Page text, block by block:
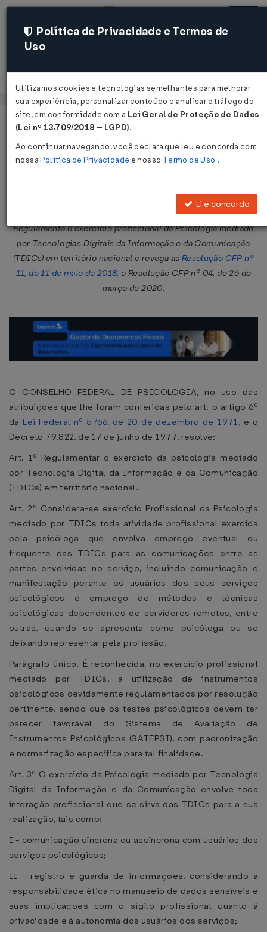
Acessar
Página Inicial Legislações
Resolução CFP Nº 9 DE 18/07/2024
Publicado no DOU em 30 jul 2024
Regulamenta o exercício profissional da Psicologia mediado
por Tecnologias Digitais da Informação e da Comunicação
(TDICs) em território nacional e revoga as Resolução CFP nº
11, de 11 de maio de 2018, e Resolução CFP nº 04, de 26 de
março de 2020.
O CONSELHO FEDERAL DE PSICOLOGIA, no uso das
atribuições que lhe foram conferidas pelo art. o artigo 6º
da Lei Federal nº 5766, de 20 de dezembro de 1971, e o
Decreto 79.822, de 17 de junho de 1977, resolve:
Art. 1º Regulamentar o exercício da psicologia mediado
por Tecnologia Digital da Informação e da Comunicação
(TDICs) em território nacional.
Art. 2º Considera-se exercício Profissional da Psicologia
mediado por TDICs toda atividade profissional exercida
pela psicóloga que envolva emprego eventual ou
frequente das TDICs para as comunicações entre as
partes envolvidas no serviço, incluindo comunicação e
manifestação perante os usuários dos seus serviços
psicológicos e emprego de métodos e técnicas
psicológicas dependentes de servidores remotos, entre
outras, quando se apresenta como psicóloga ou se
deixando representar pela profissão.
Parágrafo único. É reconhecida, no exercício profissional
mediado por TDICs, a utilização de instrumentos
psicológicos devidamente regulamentados por resolução
pertinente, sendo que os testes psicológicos devem ter
parecer favorável do Sistema de Avaliação de
Instrumentos Psicológicos (SATEPSI), com padronização
e normatização específica para tal finalidade.
Art. 3º O exercício da Psicologia mediado por Tecnologia
Digital da Informação e da Comunicação envolve toda
interação profissional que se sirva das TDICs para a sua
realização, tais como:
I - comunicação síncrona ou assíncrona com usuários dos
serviços psicológicos;
II - registro e guarda de informações, considerando a
responsabilidade ética no manuseio de dados sensíveis e
suas implicações com o sigilo profissional quanto à
privacidade e à autonomia dos usuários dos serviços;
Política de Privacidade e Termos de
Uso
Utilizamos cookies e tecnologias semelhantes para melhorar
sua experiência, personalizar conteúdo e analisar o tráfego do
site, em conformidade com a Lei Geral de Proteção de Dados
(Lei nº 13.709/2018 – LGPD).
Ao continuar navegando, você declara que leu e concorda com
nossaPolítica de Privacidade e nosso Termo de Uso .
Li e concordo